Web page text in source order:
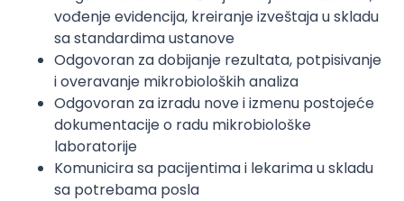
vođenje evidencija, kreiranje izveštaja u skladu
sa standardima ustanove
Odgovoran za dobijanje rezultata, potpisivanje
i overavanje mikrobioloških analiza
Odgovoran za izradu nove i izmenu postojeće
dokumentacije o radu mikrobiološke
laboratorije
Komunicira sa pacijentima i lekarima u skladu
sa potrebama posla